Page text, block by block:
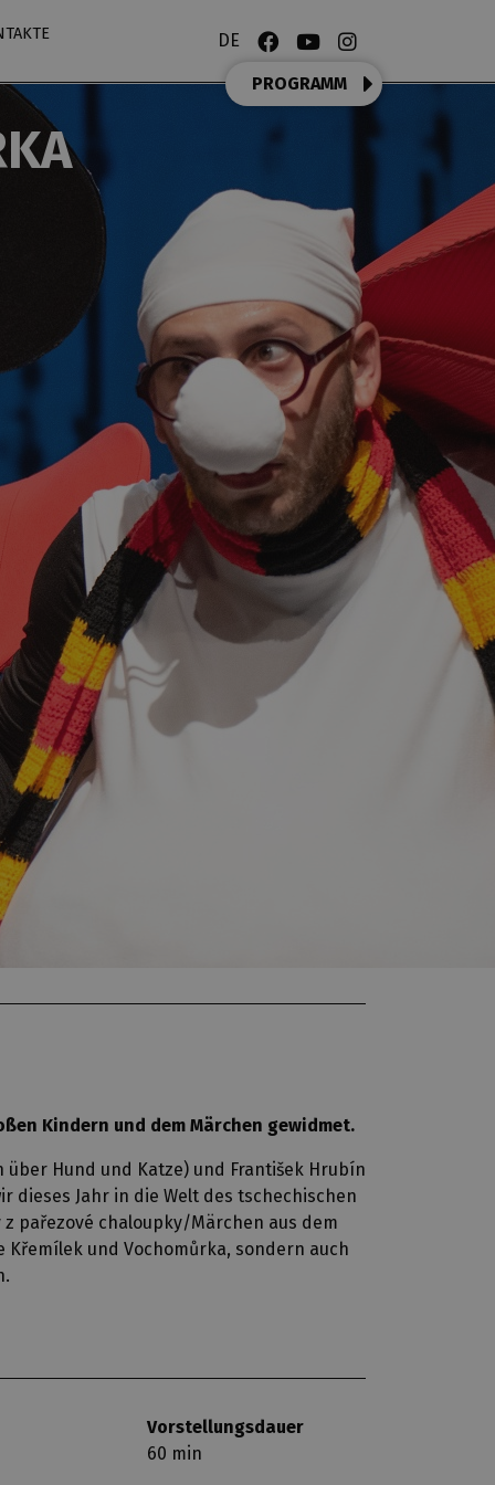
DE
PROGRAMM
Kindern und dem Märchen gewidmet.
Hund und Katze) und František Hrubín
dieses Jahr in die Welt des tschechischen
pařezové chaloupky/Märchen aus dem
und Vochomůrka, sondern auch
Vorstellungsdauer
60 min